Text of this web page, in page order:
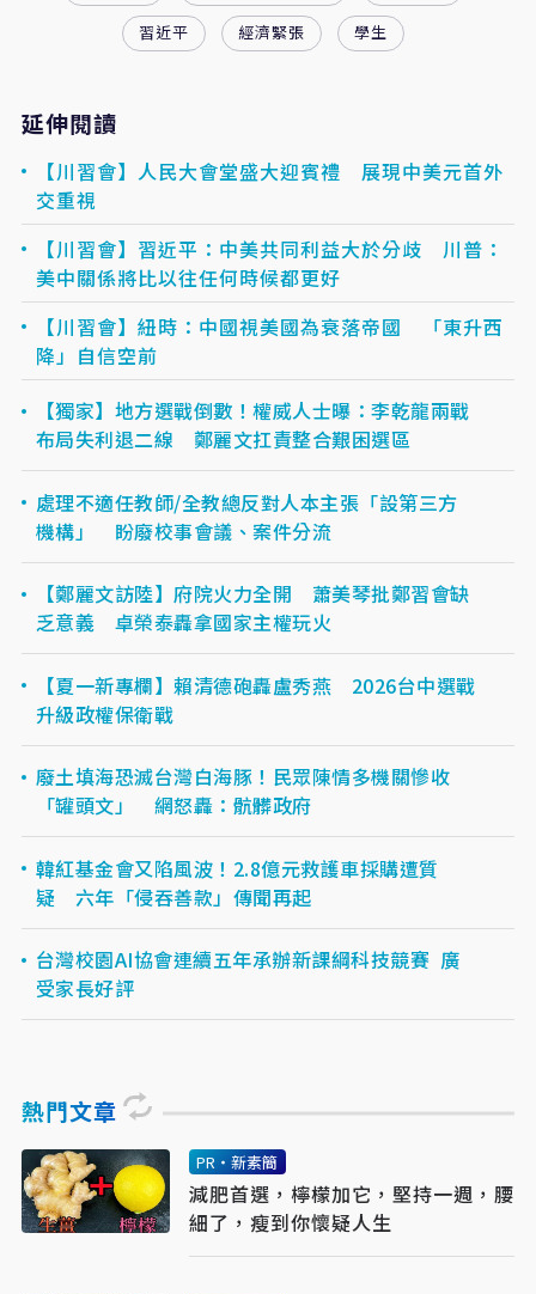
習近平
經濟緊張 學生
延伸閱讀
【川習會】人民大會堂盛大迎賓禮 展現中美元首外
交重視
【川習會】習近平：中美共同利益大於分歧 川普：
美中關係將比以往任何時候都更好
【川習會】紐時：中國視美國為衰落帝國 「東升西
降」自信空前
【獨家】地方選戰倒數！權威人士曝：李乾龍兩戰
布局失利退二線 鄭麗文扛責整合艱困選區
處理不適任教師/全教總反對人本主張「設第三方
機構」 盼廢校事會議、案件分流
【鄭麗文訪陸】府院火力全開 蕭美琴批鄭習會缺
乏意義 卓榮泰轟拿國家主權玩火
【夏一新專欄】賴清德砲轟盧秀燕 2026台中選戰
升級政權保衛戰
廢土填海恐滅台灣白海豚！民眾陳情多機關慘收
「罐頭文」 網怒轟：骯髒政府
韓紅基金會又陷風波！2.8億元救護車採購遭質
疑 六年「侵吞善款」傳聞再起
台灣校園AI協會連續五年承辦新課綱科技競賽 廣
受家長好評
熱門文章
PR・新素簡
減肥首選，檸檬加它，堅持一週，腰
細了，瘦到你懷疑人生